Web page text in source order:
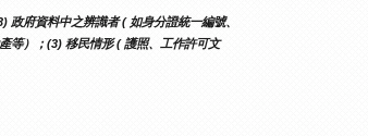
府資料中之辨識者 ( 如身分證統一編號、
等）；(3) 移民情形 ( 護照、工作許可文